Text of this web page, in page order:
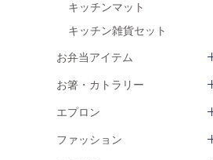
キッチンマット
キッチン雑貨セット
お弁当アイテム
お箸・カトラリー
エプロン
ファッション